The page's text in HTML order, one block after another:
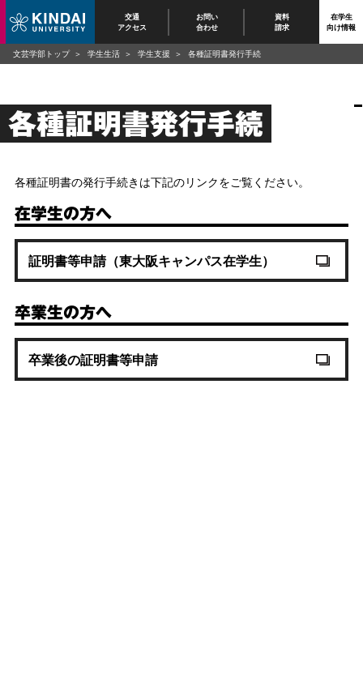
交通
アクセス
お問い
合わせ
資料
請求
在学生
向け情報
各種証明書発行手続
各種証明書の発行手続きは下記のリンクをご覧ください。
在学生の方へ
証明書等申請（東大阪キャンパス在学生）
卒業生の方へ
卒業後の証明書等申請
文芸学部トップ 学生生活 学生支援 各種証明書発行手続